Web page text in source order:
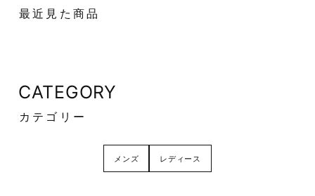
最近見た商品
CATEGORY
カテゴリー
メンズ レディース